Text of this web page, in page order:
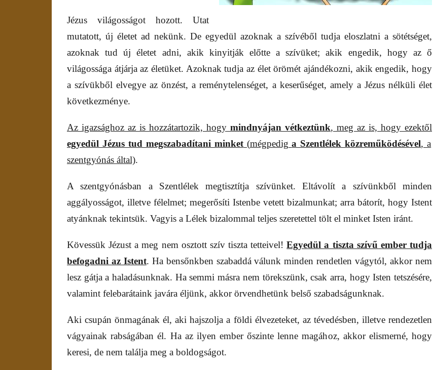
Jézus világosságot hozott. Utat
mutatott, új életet ad nekünk. De egyedül azoknak a szívéből tudja eloszlatni a sötétséget,
azoknak tud új életet adni, akik kinyitják előtte a szívüket; akik engedik, hogy az ő
világossága átjárja az életüket. Azoknak tudja az élet örömét ajándékozni, akik engedik, hogy
a szívükből elvegye az önzést, a reménytelenséget, a keserűséget, amely a Jézus nélküli élet
következménye.
Az igazsághoz az is hozzátartozik, hogy mindnyájan vétkeztünk, meg az is, hogy ezektől
egyedül Jézus tud megszabadítani minket(mégpediga Szentlélek közreműködésével, a
szentgyónás által).
A szentgyónásban a Szentlélek megtisztítja szívünket. Eltávolít a szívünkből minden
aggályosságot, illetve félelmet; megerősíti Istenbe vetett bizalmunkat; arra bátorít, hogy Istent
atyánknak tekintsük. Vagyis a Lélek bizalommal teljes szeretettel tölt el minket Isten iránt.
Kövessük Jézust a meg nem osztott szív tiszta tetteivel!Egyedül a tiszta szívű ember tudja
befogadni az Istent. Ha bensőnkben szabaddá válunk minden rendetlen vágytól, akkor nem
lesz gátja a haladásunknak. Ha semmi másra nem törekszünk, csak arra, hogy Isten tetszésére,
valamint felebarátaink javára éljünk, akkor örvendhetünk belső szabadságunknak.
Aki csupán önmagának él, aki hajszolja a földi élvezeteket, az tévedésben, illetve rendezetlen
vágyainak rabságában él. Ha az ilyen ember őszinte lenne magához, akkor elismerné, hogy
keresi, de nem találja meg a boldogságot.